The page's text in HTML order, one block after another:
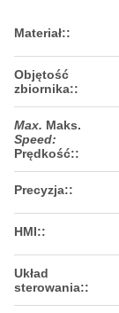
Materiał::
Objętość
zbiornika::
Max. Maks.
Speed:
Prędkość::
Precyzja::
HMI::
Układ
sterowania::